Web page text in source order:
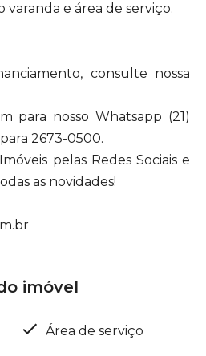
varanda e área de serviço.
consulte nossa
para nosso Whatsapp (21)
2673-0500.
pelas Redes Sociais e
as novidades!
imóvel
Área de serviço